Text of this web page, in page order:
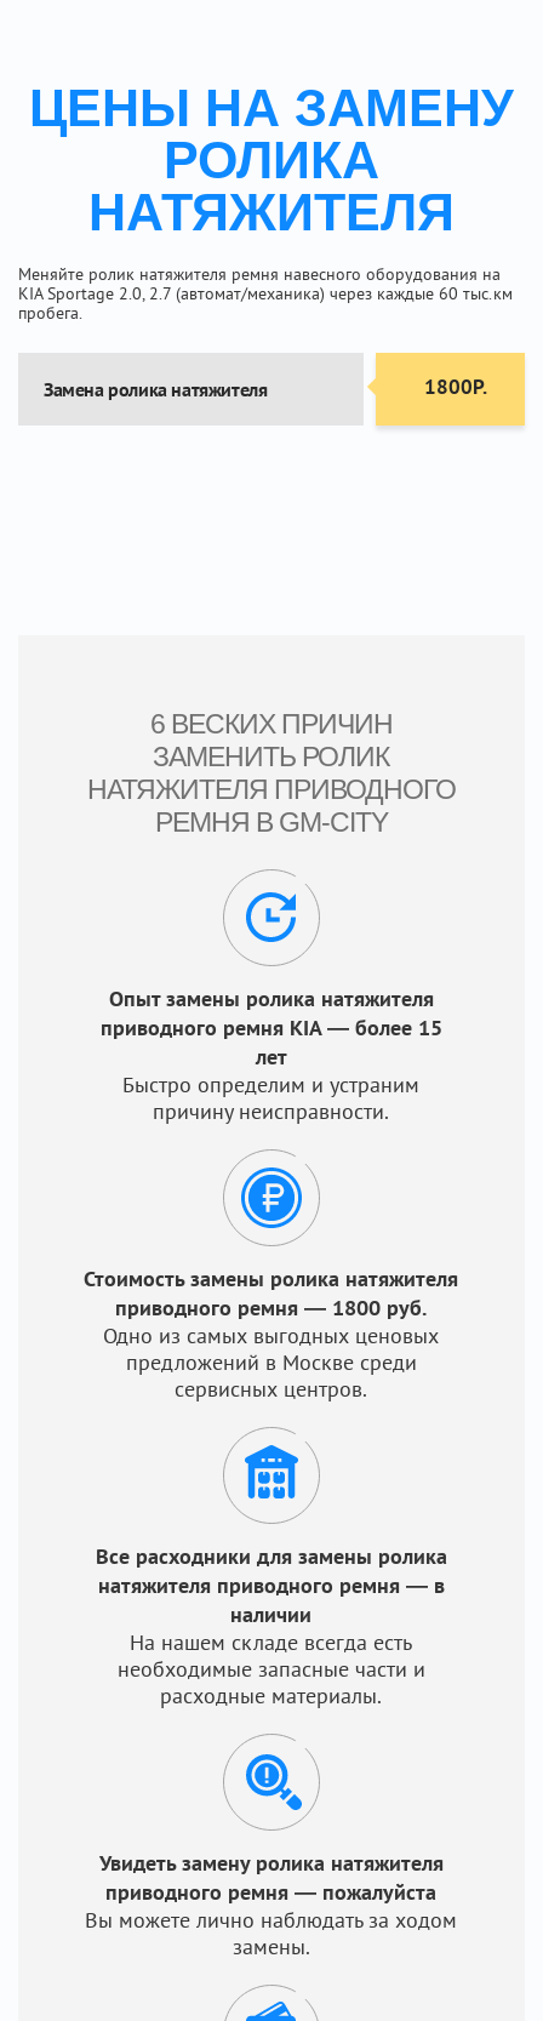
ЦЕНЫ НА ЗАМЕНУ
РОЛИКА
НАТЯЖИТЕЛЯ
Меняйте ролик натяжителя ремня навесного оборудования на
KIA Sportage 2.0, 2.7 (автомат/механика) через каждые 60 тыс.км
пробега.
Замена ролика натяжителя 1800Р.
6 ВЕСКИХ ПРИЧИН
ЗАМЕНИТЬ РОЛИК
НАТЯЖИТЕЛЯ ПРИВОДНОГО
РЕМНЯ В GM-CITY
Опыт замены ролика натяжителя
приводного ремня KIA — более 15
лет
Быстро определим и устраним
причину неисправности.
Стоимость замены ролика натяжителя
приводного ремня — 1800 руб.
Одно из самых выгодных ценовых
предложений в Москве среди
сервисных центров.
Все расходники для замены ролика
натяжителя приводного ремня — в
наличии
На нашем складе всегда есть
необходимые запасные части и
расходные материалы.
Увидеть замену ролика натяжителя
приводного ремня — пожалуйста
Вы можете лично наблюдать за ходом
замены.